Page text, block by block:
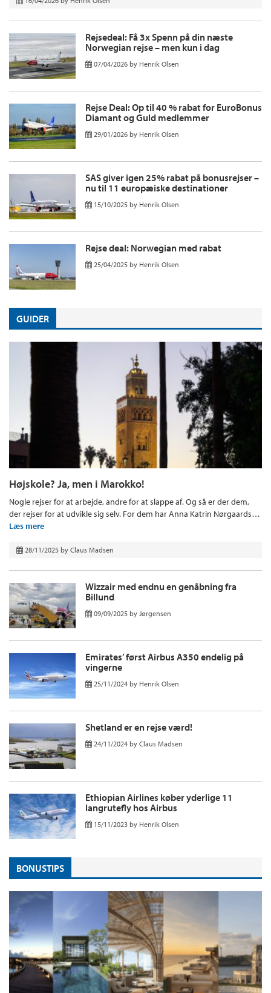
Rejsedeal: Få 3x Spenn på din næste
Norwegian rejse – men kun i dag
07/04/2026 by Henrik Olsen
Rejse Deal: Op til 40 % rabat for EuroBonus
Diamant og Guld medlemmer
29/01/2026 by Henrik Olsen
SAS giver igen 25% rabat på bonusrejser –
nu til 11 europæiske destinationer
15/10/2025 by Henrik Olsen
Rejse deal: Norwegian med rabat
25/04/2025 by Henrik Olsen
GUIDER
Højskole? Ja, men i Marokko!
Nogle rejser for at arbejde, andre for at slappe af. Og så er der dem,
der rejser for at udvikle sig selv. For dem har Anna Katrin Nørgaards…
Læs mere
28/11/2025 by Claus Madsen
Wizzair med endnu en genåbning fra
Billund
09/09/2025 by Jørgensen
Emirates’ først Airbus A350 endelig på
vingerne
25/11/2024 by Henrik Olsen
Shetland er en rejse værd!
24/11/2024 by Claus Madsen
Ethiopian Airlines køber yderlige 11
langrutefly hos Airbus
15/11/2023 by Henrik Olsen
BONUSTIPS